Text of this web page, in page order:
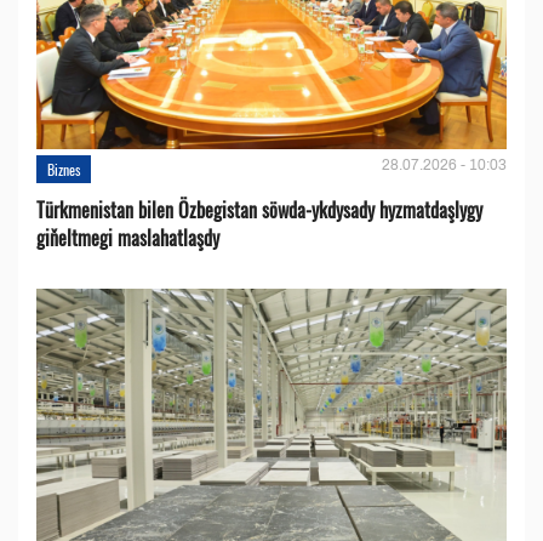
Biznes 28.07.2026 - 10:03
Türkmenistan bilen Özbegistan söwda-ykdysady hyzmatdaşlygy
giňeltmegi maslahatlaşdy